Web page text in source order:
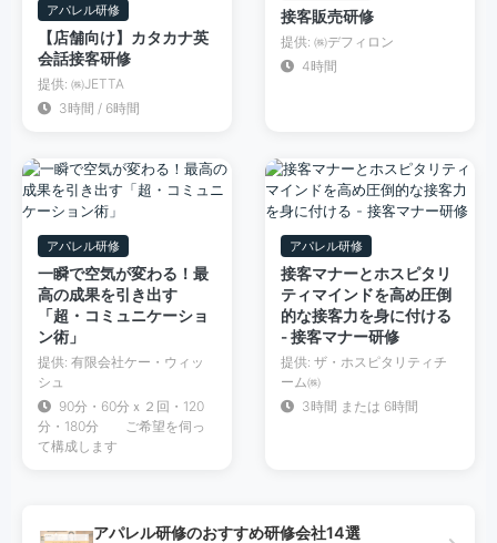
アパレル研修
【店舗向け】カタカナ英
会話接客研修
提供: ㈱JETTA
3時間 / 6時間
接客販売研修
提供: ㈱デフィロン
4時間
アパレル研修
一瞬で空気が変わる！最
高の成果を引き出す
「超・コミュニケーショ
ン術」
提供: 有限会社ケー・ウィッ
シュ
90分・60分ｘ２回・120
分・180分 ご希望を伺っ
て構成します
アパレル研修
接客マナーとホスピタリ
ティマインドを高め圧倒
的な接客力を身に付ける
- 接客マナー研修
提供: ザ・ホスピタリティチ
ーム㈱
3時間 または 6時間
アパレル研修のおすすめ研修会社14選